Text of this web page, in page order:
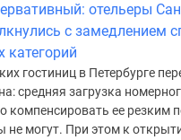
отельеры
с замедлением
категорий
гостиниц в Петербурге
средняя загрузка
компенсировать ее резким
не могут. При этом к